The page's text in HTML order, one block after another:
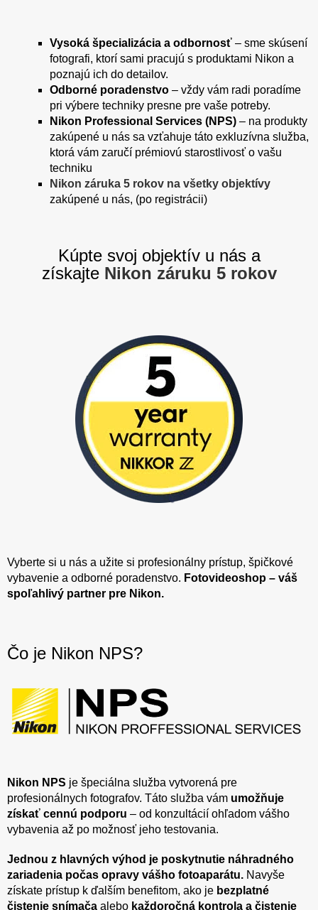
Vysoká špecializácia a odbornosť – sme skúsení
fotografi, ktorí sami pracujú s produktami Nikon a
poznajú ich do detailov.
Odborné poradenstvo – vždy vám radi poradíme
pri výbere techniky presne pre vaše potreby.
Nikon Professional Services (NPS) – na produkty
zakúpené u nás sa vzťahuje táto exkluzívna služba,
ktorá vám zaručí prémiovú starostlivosť o vašu
techniku
Nikon záruka 5 rokov na všetky objektívy
zakúpené u nás, (po registrácii)
Kúpte svoj objektív u nás a
získajte Nikon záruku 5 rokov
Vyberte si u nás a užite si profesionálny prístup, špičkové
vybavenie a odborné poradenstvo. Fotovideoshop – váš
spoľahlivý partner pre Nikon.
Čo je Nikon NPS?
Nikon NPS je špeciálna služba vytvorená pre
profesionálnych fotografov. Táto služba vám umožňuje
získať cennú podporu – od konzultácií ohľadom vášho
vybavenia až po možnosť jeho testovania.
Jednou z hlavných výhod je poskytnutie náhradného
zariadenia počas opravy vášho fotoaparátu. Navyše
získate prístup k ďalším benefitom, ako je bezplatné
čistenie snímača alebo každoročná kontrola a čistenie